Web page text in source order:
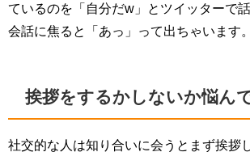
ているのを「自分だw」とツイッターで
会話に焦ると「あっ」って出ちゃいます。
挨拶をするかしないか悩ん
社交的な人は知り合いに会うとまず挨拶